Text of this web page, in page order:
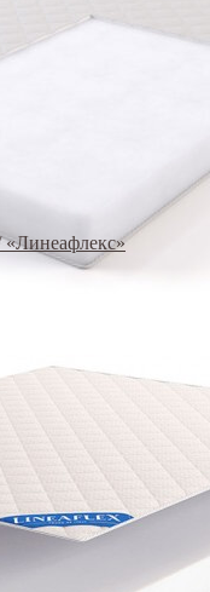
«Линеафлекс»